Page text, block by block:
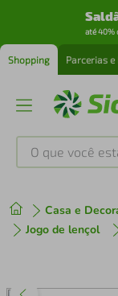
até 40%
Shopping Parcerias e
O que você está
Casa e
Jogo de lençol
1º tenis